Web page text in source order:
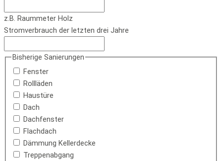
z.B. Raummeter Holz
Stromverbrauch der letzten drei Jahre
Bisherige Sanierungen
Fenster
Rollläden
Haustüre
Dach
Dachfenster
Flachdach
Dämmung Kellerdecke
Treppenabgang